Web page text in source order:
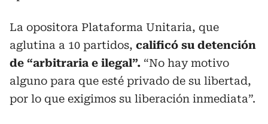
La opositora Plataforma Unitaria, que
aglutina a 10 partidos, calificó su detención
de “arbitraria e ilegal”. “No hay motivo
alguno para que esté privado de su libertad,
por lo que exigimos su liberación inmediata”.